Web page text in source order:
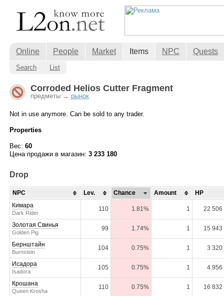
Online People Market Items NPC Quests
Search List
Corroded Helios Cutter Fragment
предметы → рынок
Not in use anymore. Can be sold to any trader.
Properties
Вес: 60
Цена продажи в магазин: 3 233 180
Drop
NPC Lev. Chance Amount
HP
Кимара
Dark Rider
110 1.81% 1 22 506
Золотая Свинья
Golden Pig
99 1.74% 1 15 943
Бернштайн
Burnstein
104 0.75% 1 3 320
Исадора
Isadora
105 0.75% 1 4 956
Крошана
Queen Krosha
110 0.75% 1 16 832